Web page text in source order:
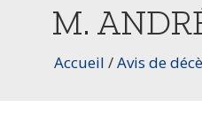
M.
Accueil /Avis de